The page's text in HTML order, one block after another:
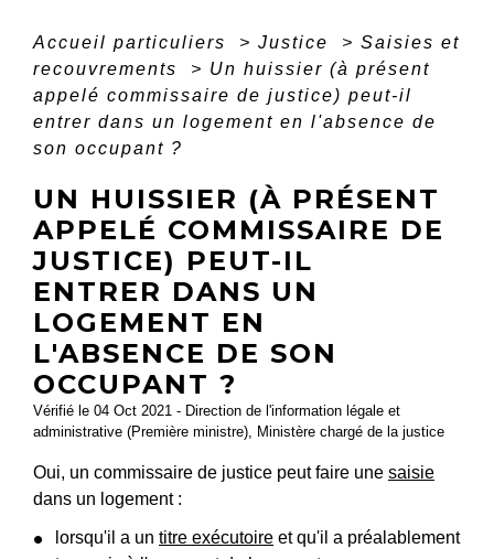
Accueil particuliers > Justice > Saisies et
recouvrements
> Un huissier (à présent
appelé commissaire de justice) peut-il
entrer dans un logement en l'absence de
son occupant ?
UN HUISSIER (À PRÉSENT
APPELÉ COMMISSAIRE DE
JUSTICE) PEUT-IL
ENTRER DANS UN
LOGEMENT EN
L'ABSENCE DE SON
OCCUPANT ?
Vérifié le 04 Oct 2021 - Direction de l'information légale et
administrative (Première ministre), Ministère chargé de la justice
Oui, un commissaire de justice peut faire une saisie
dans un logement :
lorsqu'il a un titre exécutoire et qu'il a préalablement